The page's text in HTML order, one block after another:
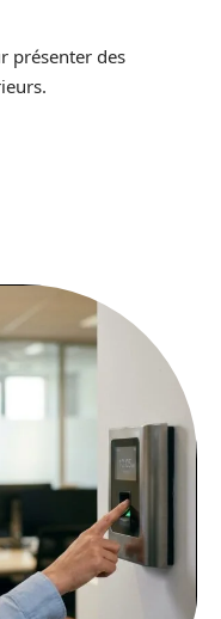
présenter des